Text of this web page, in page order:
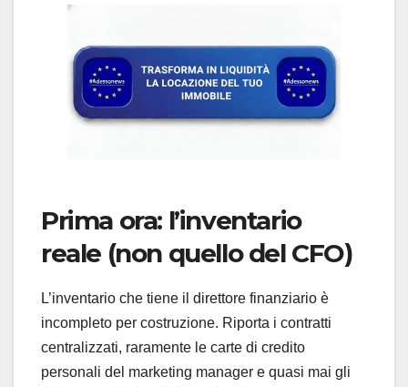
Prima ora: l’inventario
reale (non quello del CFO)
L’inventario che tiene il direttore finanziario è
incompleto per costruzione. Riporta i contratti
centralizzati, raramente le carte di credito
personali del marketing manager e quasi mai gli